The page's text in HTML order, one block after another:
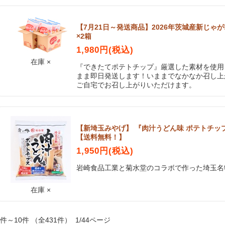
在庫 ×
【7月21日～発送商品】2026年茨城産新じゃ
×2箱
1,980円(税込)
『できたてポテトチップ』厳選した素材を使
まま即日発送します！いままでなかなか召し
ご自宅でお召し上がりいただけます。
在庫 ×
【新埼玉みやげ】 『肉汁うどん味 ポテトチ
【送料無料！】
1,950円(税込)
岩崎食品工業と菊水堂のコラボで作った埼玉
～10件 （全431件） 1/44ページ